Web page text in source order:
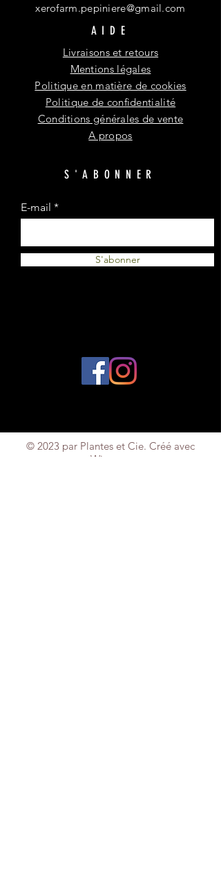
xerofarm.pepiniere@gmail.com
AIDE
Livraisons et retours
Mentions légales
Politique en matière de cookies
Politique de confidentialité
Conditions générales de vente
A propos
S'ABONNER
E-mail
S'abonner
© 2023 par Plantes et Cie. Créé avec
Wix.com